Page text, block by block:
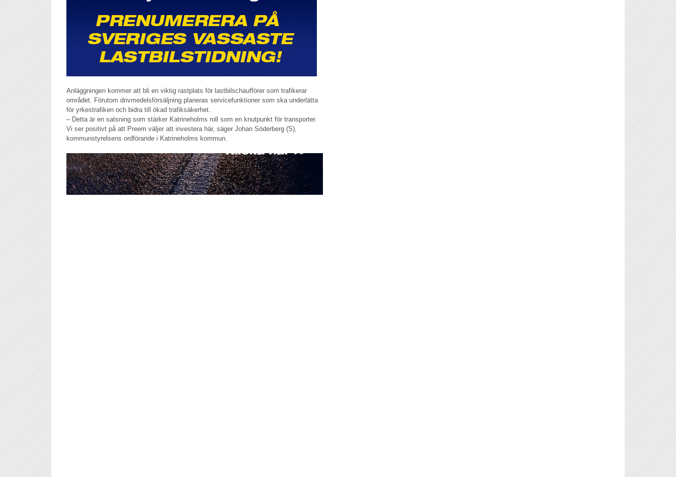
Anläggningen kommer att bli en viktig rastplats för lastbilschaufförer som trafikerar
området. Förutom drivmedelsförsäljning planeras servicefunktioner som ska underlätta
för yrkestrafiken och bidra till ökad trafiksäkerhet.
– Detta är en satsning som stärker Katrineholms roll som en knutpunkt för transporter.
Vi ser positivt på att Preem väljer att investera här, säger Johan Söderberg (S),
kommunstyrelsens ordförande i Katrineholms kommun.